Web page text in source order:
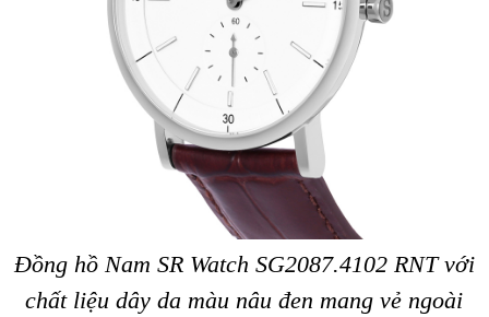
Đồng hồ Nam SR Watch SG2087.4102 RNT với
chất liệu dây da màu nâu đen mang vẻ ngoài